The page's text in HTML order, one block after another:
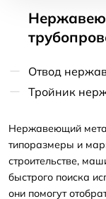
Отвод
Тройник
Нержавеющий
типоразмеры и
строительстве,
быстрого поиска
они помогут